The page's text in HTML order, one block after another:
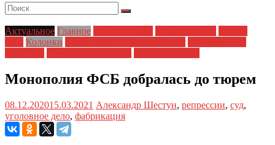
Актуальное Главное
Колонки
Монополия ФСБ добралась до тюрем
08.12.202015.03.2021 Александр Шестун, репрессии, суд,
уголовное дело, фабрикация